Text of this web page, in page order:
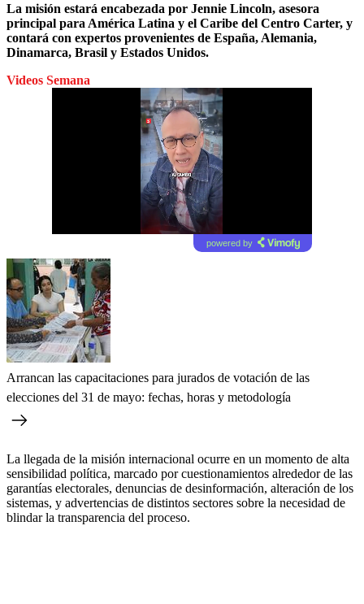
La misión estará encabezada por Jennie Lincoln, asesora
principal para América Latina y el Caribe del Centro Carter, y
contará con expertos provenientes de España, Alemania,
Dinamarca, Brasil y Estados Unidos.
Videos Semana
powered by
Arrancan las capacitaciones para jurados de votación de las
elecciones del 31 de mayo: fechas, horas y metodología
La llegada de la misión internacional ocurre en un momento de alta
sensibilidad política, marcado por cuestionamientos alrededor de las
garantías electorales, denuncias de desinformación, alteración de los
sistemas, y advertencias de distintos sectores sobre la necesidad de
blindar la transparencia del proceso.